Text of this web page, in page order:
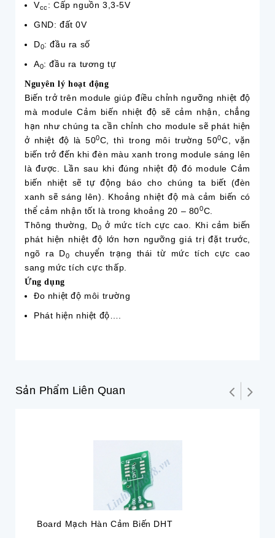
Vcc : Cấp nguồn 3,3-5V
GND: đất 0V
D0: đầu ra số
A0: đầu ra tương tự
Nguyên lý hoạt động
Biến trở trên module giúp điều chỉnh ngưỡng nhiệt độ
mà module Cảm biến nhiệt độ sẽ cảm nhận, chẳng
hạn như chúng ta cần chỉnh cho module sẽ phát hiện
ở nhiệt độ là 500C, thì trong môi trường 500C, vặn
biến trở đến khi đèn màu xanh trong module sáng lên
là được. Lần sau khi đúng nhiệt độ đó module Cảm
biến nhiệt sẽ tự động báo cho chúng ta biết (đèn
xanh sẽ sáng lên). Khoảng nhiệt độ mà cảm biến có
thể cảm nhận tốt là trong khoảng 20 – 800C.
Thông thường, D0 ở mức tích cực cao. Khi cảm biến
phát hiện nhiệt độ lớn hơn ngưỡng giá trị đặt trước,
ngõ ra D0
chuyển trạng thái từ mức tích cực cao
sang mức tích cực thấp.
Ứng dụng
Đo nhiệt độ môi trường
Phát hiện nhiệt độ….
Sản Phẩm Liên Quan
Board Mạch Hàn Cảm Biến DHT